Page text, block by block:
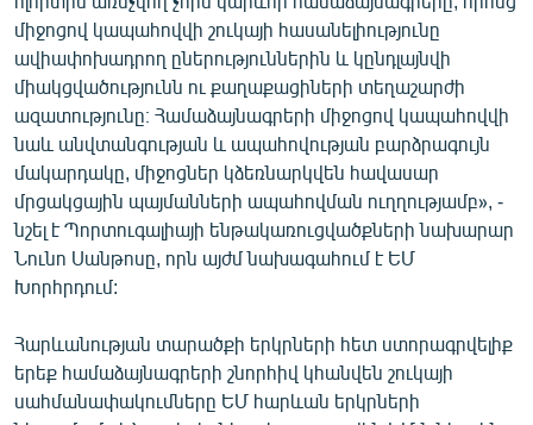
«Ազատության» բոլոր կայքերը
միջոցով կապահովվի շուկայի հասանելիությունը
ավիափոխադրող ըներություններին և կընդլայնվի
միակցվածությունն ու քաղաքացիների տեղաշարժի
ազատությունը։ Համաձայնագրերի միջոցով կապահովվի
նաև անվտանգության և ապահովության բարձրագույն
մակարդակը, միջոցներ կձեռնարկվեն հավասար
մրցակցային պայմանների ապահովման ուղղությամբ», -
նշել է Պորտուգալիայի ենթակառուցվածքների նախարար
Նունո Սանթոսը, որն այժմ նախագահում է ԵՄ
Խորհրդում:
Հարևանության տարածքի երկրների հետ ստորագրվելիք
երեք համաձայնագրերի շնորհիվ կհանվեն շուկայի
սահմանափակումները ԵՄ հարևան երկրների